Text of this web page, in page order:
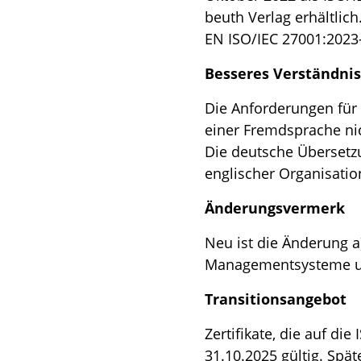
beuth Verlag
EN ISO/IEC
Besseres Verständnis
Die Anforderungen
einer Fremdsprache
Die deutsche
englischer
Änderungsvermerk
Neu ist die Änderung
Managementsysteme
Transitionsangebot
Zertifikate, die auf die
31.10.2025 gültig.